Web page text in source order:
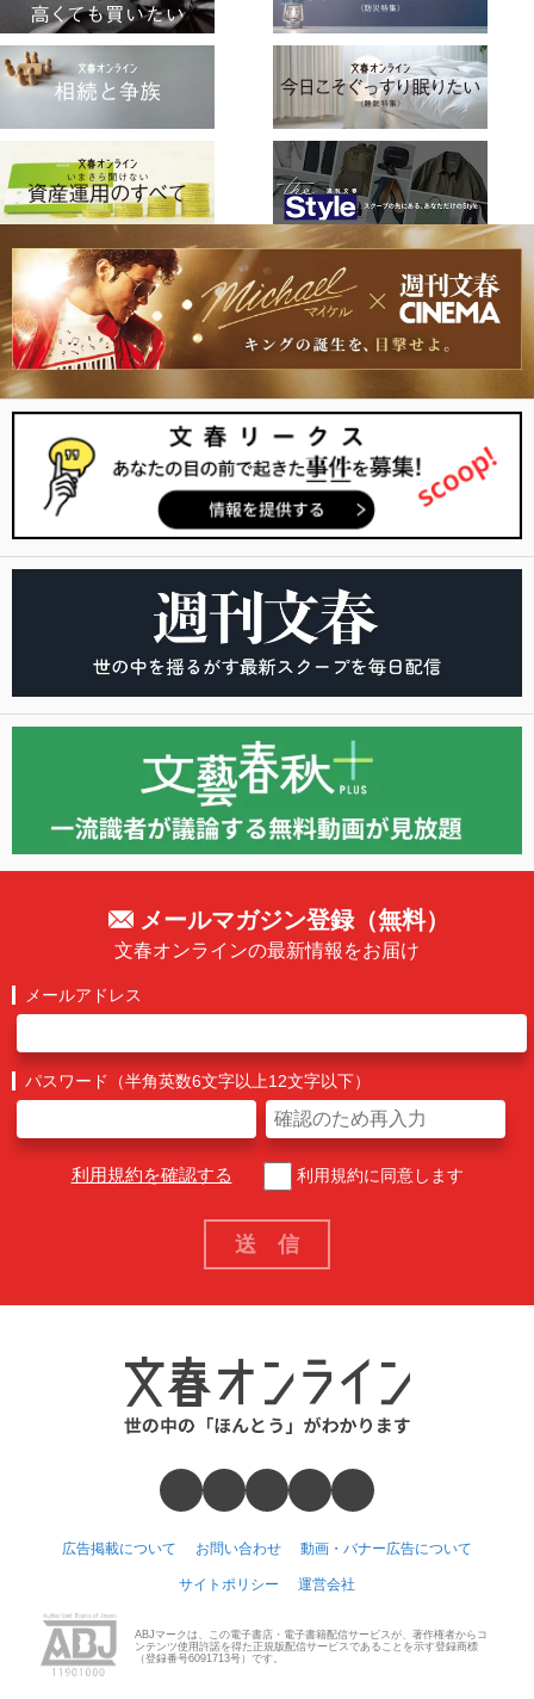
メールマガジン登録（無料）
文春オンラインの最新情報をお届け
メールアドレス
パスワード（半角英数6文字以上12文字以下）
利用規約を確認する 利用規約に同意します
広告掲載について お問い合わせ 動画・バナー広告について
サイトポリシー 運営会社
ABJマークは、この電子書店・電子書籍配信サービスが、著作権者からコ
ンテンツ使用許諾を得た正規版配信サービスであることを示す登録商標
（登録番号6091713号）です。